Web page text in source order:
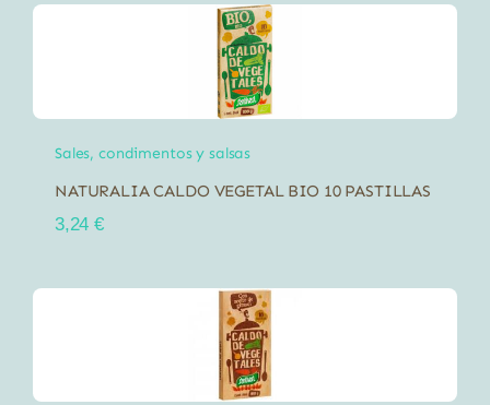
Sales, condimentos y salsas
NATURALIA CALDO VEGETAL BIO 10 PASTILLAS
3,24€